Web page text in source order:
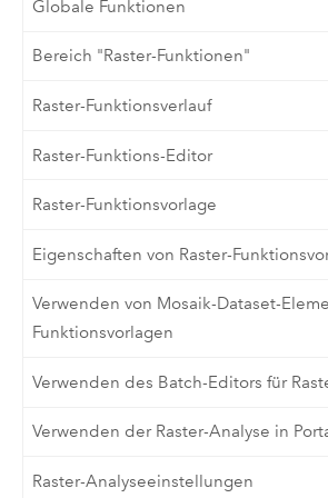
Globale Funktionen
Bereich "Raster-Funktionen"
Raster-Funktionsverlauf
Raster-Funktions-Editor
Raster-Funktionsvorlage
Eigenschaften von Raster-
Verwenden von Mosaik-Dataset-
Funktionsvorlagen
Verwenden des Batch-Editors für
Verwenden der Raster-Analyse in
Raster-Analyseeinstellungen